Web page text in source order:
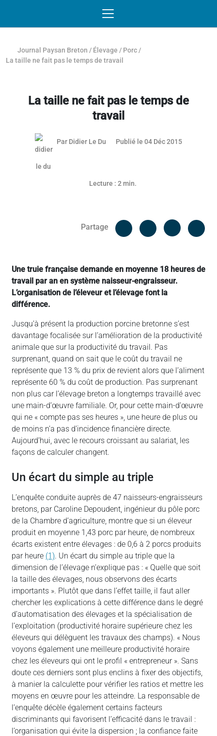
Journal Paysan Breton / Élevage / Porc /
La taille ne fait pas le temps de travail
La taille ne fait pas le temps de
travail
Par Didier Le Du Publié le 04 Déc 201503 mai
Lecture : 2 min.
Partage
Facebook
Une truie française demande en moyenne 18 heures de
travail par an en système naisseur-engraisseur.
L’organisation de l’éleveur et l’élevage font la
différence.
Jusqu’à présent la production porcine bretonne s’est
davantage focalisée sur l’amélioration de la productivité
animale que sur la productivité du travail. Pas
surprenant, quand on sait que le coût du travail ne
représente que 13 % du prix de revient alors que l’aliment
représente 60 % du coût de production. Pas surprenant
non plus car l’élevage breton a longtemps travaillé avec
une main-d’œuvre familiale. Or, pour cette main-d’œuvre
qui ne « compte pas ses heures », une heure de plus ou
de moins n’a pas d’incidence financière directe.
Aujourd’hui, avec le recours croissant au salariat, les
façons de calculer changent.
Un écart du simple au triple
L’enquête conduite auprès de 47 naisseurs-engraisseurs
bretons, par Caroline Depoudent, ingénieur du pôle porc
de la Chambre d’agriculture, montre que si un éleveur
produit en moyenne 1,43 porc par heure, de nombreux
écarts existent entre élevages : de 0,6 à 2 porcs produits
par heure (1). Un écart du simple au triple que la
dimension de l’élevage n’explique pas : « Quelle que soit
la taille des élevages, nous observons des écarts
importants ». Plutôt que dans l’effet taille, il faut aller
chercher les explications à cette différence dans le degré
d’automatisation des élevages et la spécialisation de
l’exploitation (productivité horaire supérieure chez les
éleveurs qui délèguent les travaux des champs). « Nous
voyons également une meilleure productivité horaire
chez les éleveurs qui ont le profil « entrepreneur ». Sans
doute ces derniers sont plus enclins à fixer des objectifs,
à manier la calculette pour vérifier les ratios et mettre les
moyens en œuvre pour les atteindre. La responsable de
l’enquête décèle également certains facteurs
discriminants qui favorisent l’efficacité dans le travail :
l’organisation qui évite la dispersion ; la confiance faite